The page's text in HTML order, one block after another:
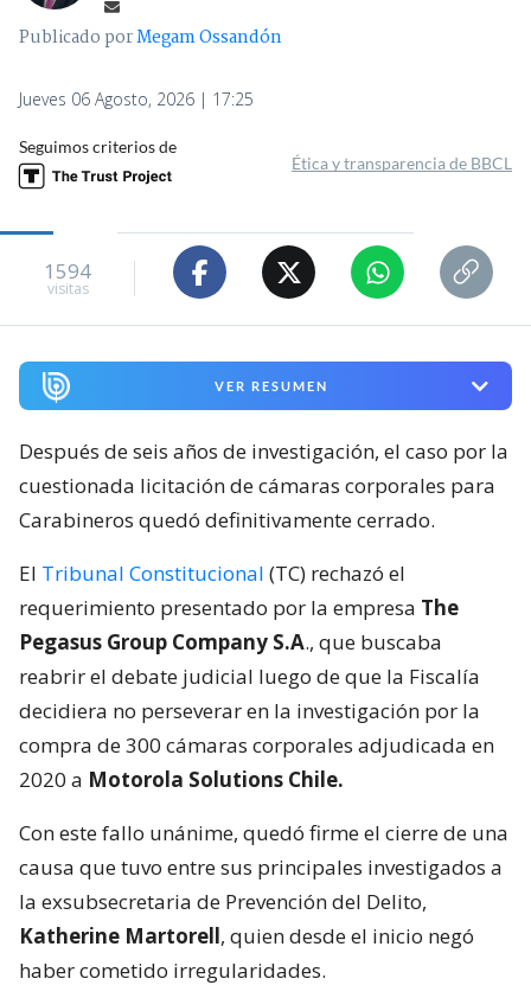
Publicado porMegam Ossandón
Jueves 06 Agosto, 2026 | 17:25
Seguimos criterios de
Ética y transparencia de BBCL
1594
visitas
VER RESUMEN
Después de seis años de investigación, el caso por la
cuestionada licitación de cámaras corporales para
Carabineros quedó definitivamente cerrado.
El Tribunal Constitucional (TC) rechazó el
requerimiento presentado por la empresa The
Pegasus Group Company S.A., que buscaba
reabrir el debate judicial luego de que la Fiscalía
decidiera no perseverar en la investigación por la
compra de 300 cámaras corporales adjudicada en
2020 a Motorola Solutions Chile.
Con este fallo unánime, quedó firme el cierre de una
causa que tuvo entre sus principales investigados a
la exsubsecretaria de Prevención del Delito,
Katherine Martorell, quien desde el inicio negó
haber cometido irregularidades.